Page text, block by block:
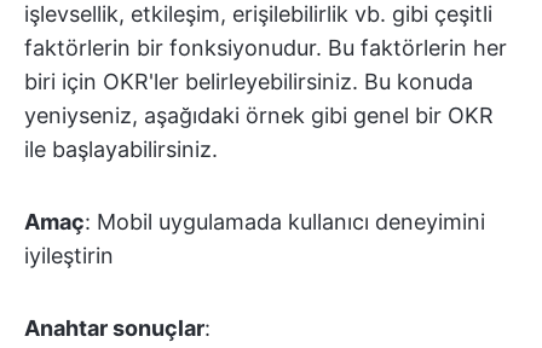
işlevsellik, etkileşim, erişilebilirlik vb. gibi çeşitli
faktörlerin bir fonksiyonudur. Bu faktörlerin her
biri için OKR'ler belirleyebilirsiniz. Bu konuda
yeniyseniz, aşağıdaki örnek gibi genel bir OKR
ile başlayabilirsiniz.
Amaç: Mobil uygulamada kullanıcı deneyimini
iyileştirin
Anahtar sonuçlar: